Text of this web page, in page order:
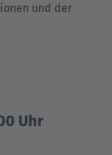
und der
Uhr